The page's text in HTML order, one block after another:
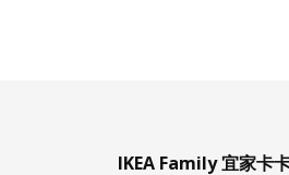
IKEA Family 宜家卡